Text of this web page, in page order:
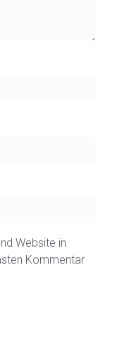
Website in
Kommentar